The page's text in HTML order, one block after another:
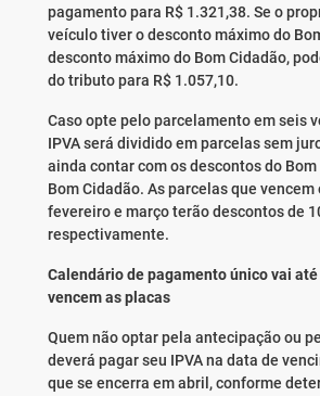
pagamento para R$ 1.321,38. Se o
veículo tiver o desconto máximo do
desconto máximo do Bom Cidadão,
do tributo para R$ 1.057,10.
Caso opte pelo parcelamento em seis
IPVA será dividido em parcelas sem
ainda contar com os descontos do
Bom Cidadão. As parcelas que vencem
fevereiro e março terão descontos de
respectivamente.
Calendário de pagamento único vai
vencem as placas
Quem não optar pela antecipação ou
deverá pagar seu IPVA na data de
que se encerra em abril, conforme